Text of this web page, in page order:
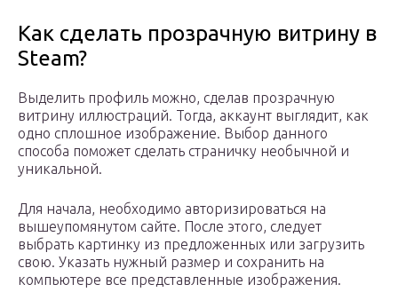
Как сделать прозрачную витрину в
Steam?
Выделить профиль можно, сделав прозрачную
витрину иллюстраций. Тогда, аккаунт выглядит, как
одно сплошное изображение. Выбор данного
способа поможет сделать страничку необычной и
уникальной.
Для начала, необходимо авторизироваться на
вышеупомянутом сайте. После этого, следует
выбрать картинку из предложенных или загрузить
свою. Указать нужный размер и сохранить на
компьютере все представленные изображения.